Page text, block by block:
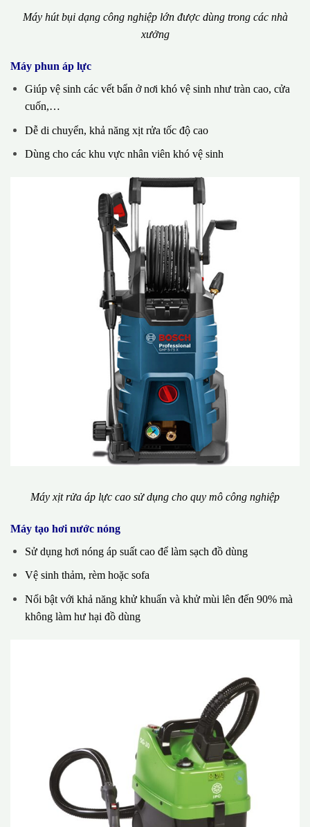
Máy hút bụi dạng công nghiệp lớn được dùng trong các nhà
xưởng
Máy phun áp lực
Giúp vệ sinh các vết bẩn ở nơi khó vệ sinh như tràn cao, cửa
cuốn,…
Dễ di chuyển, khả năng xịt rửa tốc độ cao
Dùng cho các khu vực nhân viên khó vệ sinh
Máy xịt rửa áp lực cao sử dụng cho quy mô công nghiệp
Máy tạo hơi nước nóng
Sử dụng hơi nóng áp suất cao để làm sạch đồ dùng
Vệ sinh thảm, rèm hoặc sofa
Nổi bật với khả năng khử khuẩn và khử mùi lên đến 90% mà
không làm hư hại đồ dùng